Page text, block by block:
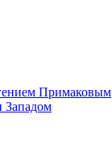
Примаковым
Западом